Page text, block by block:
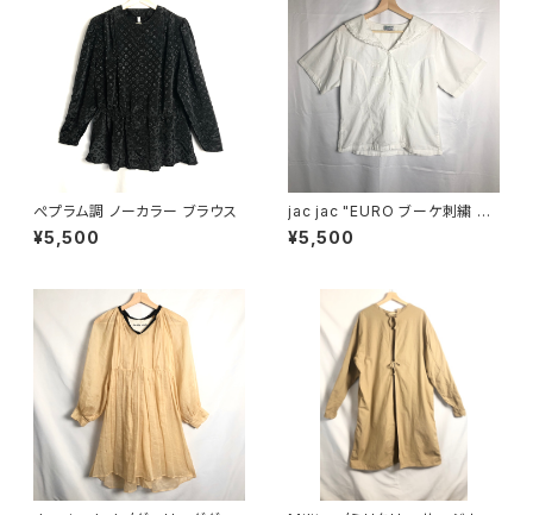
ぺプラム調 ノーカラー ブラウス
¥5,500
jac jac "EURO ブーケ刺繍 ロ
マンチック ブラウス"
¥5,500